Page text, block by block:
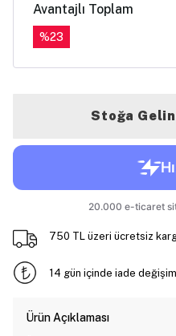
Avantajlı Toplam
%23
Stoğa
750 TL üzeri ücretsiz
14 gün içinde iade değişim
Ürün Açıklaması